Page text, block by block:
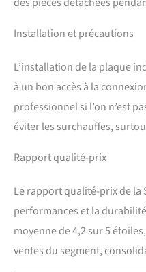
Installation et précautions
L’installation de la plaque
à un bon accès à la
professionnel si l’on n’est
éviter les surchauffes,
Rapport qualité-prix
Le rapport qualité-prix de la
performances et la
moyenne de 4,2 sur 5
ventes du segment,